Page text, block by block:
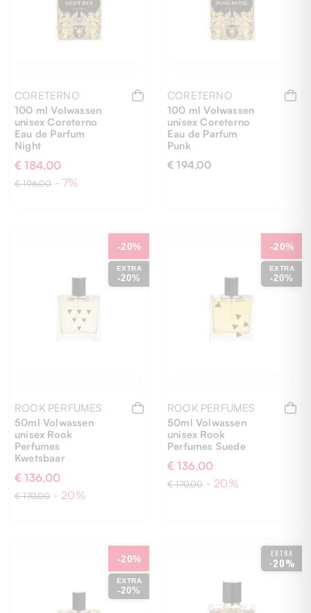
CORETERNO
100 ml Volwassen
unisex Coreterno
Eau de Parfum
Night
€ 184,00
€ 196,00 - 7%
CORETERNO
100 ml Volwassen
unisex Coreterno
Eau de Parfum
Punk
€ 194,00
EXTRA
-20%
-20%
ROOK PERFUMES
50ml Volwassen
unisex Rook
Perfumes
Kwetsbaar
€ 136,00
€ 170,00 - 20%
EXTRA
-20%
-20%
ROOK PERFUMES
50ml Volwassen
unisex Rook
Perfumes Suede
€ 136,00
€ 170,00 - 20%
EXTRA
-20%
-20% EXTRA
-20%